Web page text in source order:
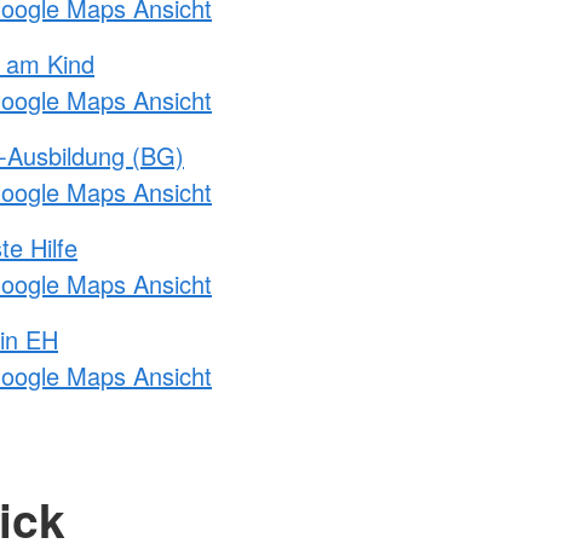
Maps Ansicht
Kind
Maps Ansicht
(BG)
Maps Ansicht
Hilfe
Maps Ansicht
EH
Maps Ansicht